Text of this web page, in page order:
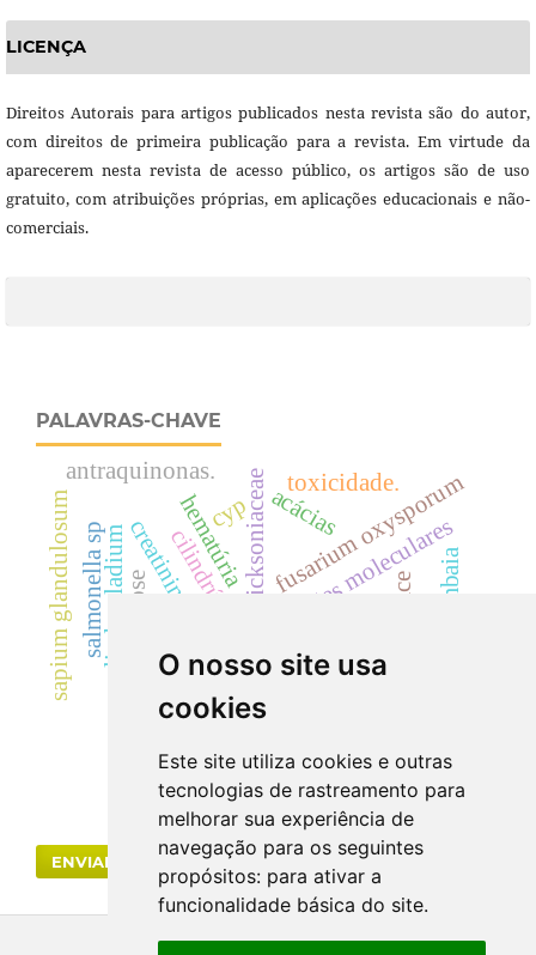
O nosso site usa
cookies
Este site utiliza cookies e outras
tecnologias de rastreamento para
melhorar sua experiência de
navegação para os seguintes
propósitos: para ativar a
funcionalidade básica do site.
LICENÇA
Direitos Autorais para artigos publicados nesta revista são do autor,
com direitos de primeira publicação para a revista. Em virtude da
aparecerem nesta revista de acesso público, os artigos são de uso
gratuito, com atribuições próprias, em aplicações educacionais e não-
comerciais.
PALAVRAS-CHAVE
predição de interações moleculares
creatinina dicksoniaceae
dicksonia sellowiana
cylindrocladium fusarium oxysporum
acácias
cilindrúria.
uréia
hematúria
landrace
rutaceae samambaia
salmonella sp antracnose
antraquinonas.
sapium glandulosum
toxicidade.
cyp
ENVIAR SUBMISSÃO